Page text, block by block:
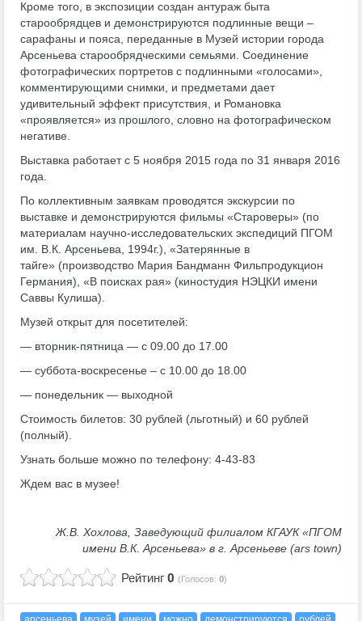
Кроме того, в экспозиции создан антураж быта
старообрядцев и демонстрируются подлинные вещи –
сарафаны и пояса, переданные в Музей истории города
Арсеньева старообрядческими семьями. Соединение
фотографических портретов с подлинными «голосами»,
комментирующими снимки, и предметами дает
удивительный эффект присутствия, и Романовка
«проявляется» из прошлого, словно на фотографическом
негативе.
Выставка работаетс 5 ноября 2015 года по 31 января 2016
года.
По коллективным заявкам проводятся экскурсии по
выставке и демонстрируются фильмы «Староверы» (по
материалам научно-исследовательских экспедиций ПГОМ
им. В.К. Арсеньева, 1994г.), «Затерянные в
тайге» (производство Мария Бандманн Фильпродукцион
Германия), «В поисках рая» (киностудия НЭЦКИ имени
Саввы Кулиша).
Музей открыт для посетителей:
— вторник-пятница — с 09.00 до 17.00
— суббота-воскресенье – с 10.00 до 18.00
— понедельник — выходной
Стоимость билетов: 30 рублей (льготный) и 60 рублей
(полный).
Узнать больше можно по телефону: 4-43-83
Ждем вас в музее!
Ж.В. Хохлова, Заведующий филиалом КГАУК «ПГОМ
имени В.К. Арсеньева» в г. Арсеньеве (ars town)
Рейтинг 0 (Голосов: 0)